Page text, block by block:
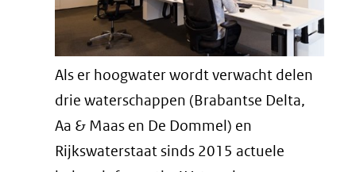
Als er hoogwater wordt verwacht delen
drie waterschappen (Brabantse Delta,
Aa & Maas en De Dommel) en
Rijkswaterstaat sinds 2015 actuele